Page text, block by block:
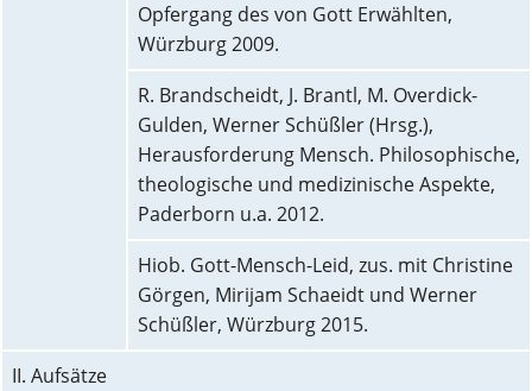
Opfergang des von Gott Erwählten,
Würzburg 2009.
R. Brandscheidt, J. Brantl, M. Overdick-
Gulden, Werner Schüßler (Hrsg.),
Herausforderung Mensch. Philosophische,
theologische und medizinische Aspekte,
Paderborn u.a. 2012.
Hiob. Gott-Mensch-Leid, zus. mit Christine
Görgen, Mirijam Schaeidt und Werner
Schüßler, Würzburg 2015.
II. Aufsätze